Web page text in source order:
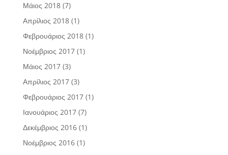
Μάιος 2018(7)
Απρίλιος 2018(1)
Φεβρουάριος 2018(1)
Νοέμβριος 2017(1)
Μάιος 2017(3)
Απρίλιος 2017(3)
Φεβρουάριος 2017(1)
Ιανουάριος 2017(7)
Δεκέμβριος 2016(1)
Νοέμβριος 2016(1)